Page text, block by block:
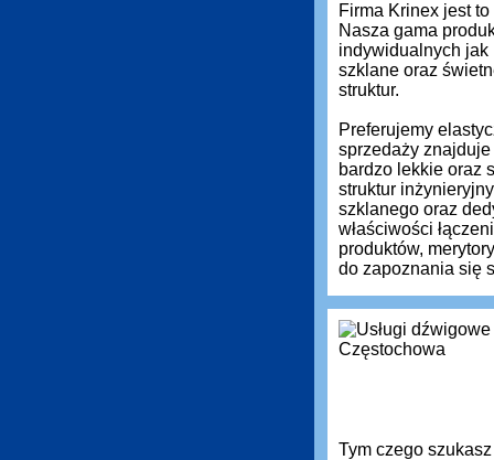
Firma Krinex jest
Nasza gama
indywidualnych jak
szklane oraz
struktur.
Preferujemy
sprzedaży
bardzo lekkie oraz
struktur
szklanego oraz
właściwości
produktów,
do zapoznania się
Tym czego